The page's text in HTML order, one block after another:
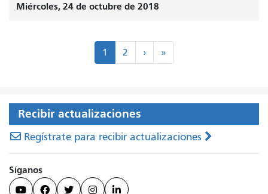
Miércoles, 24 de octubre de 2018
1 2 ›Próximo
>
»Último
"
Recibir actualizaciones
Regístrate para recibir actualizaciones
Síganos
    